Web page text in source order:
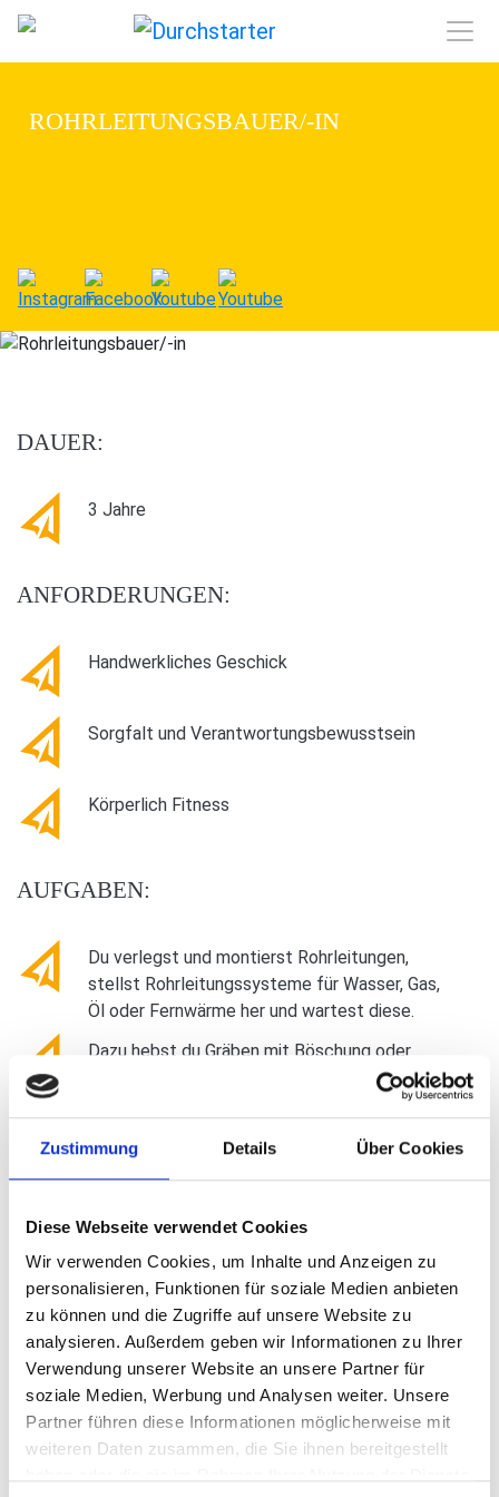
Zustimmung Details Über Cookies
Diese Webseite verwendet Cookies
Wir verwenden Cookies, um Inhalte und Anzeigen zu
personalisieren, Funktionen für soziale Medien anbieten
zu können und die Zugriffe auf unsere Website zu
analysieren. Außerdem geben wir Informationen zu Ihrer
Verwendung unserer Website an unsere Partner für
soziale Medien, Werbung und Analysen weiter. Unsere
Partner führen diese Informationen möglicherweise mit
weiteren Daten zusammen, die Sie ihnen bereitgestellt
ROHRLEITUNGSBAUER/-IN
DAUER:
3 Jahre
ANFORDERUNGEN:
Handwerkliches Geschick
Sorgfalt und Verantwortungsbewusstsein
Körperlich Fitness
AUFGABEN:
Du verlegst und montierst Rohrleitungen,
stellst Rohrleitungssysteme für Wasser, Gas,
Öl oder Fernwärme her und wartest diese.
Dazu hebst du Gräben mit Böschung oder
Verbau aus und verfüllst anschließend diese
Gräben wieder. Dabei achtest du auf eine
ordnungsgemäße Verdichtung des Bodens.
nicht fertig bezogen werden können, stellst
du selbst her.
TYPISCHE BRANCHEN:
Tiefbauunternehmen